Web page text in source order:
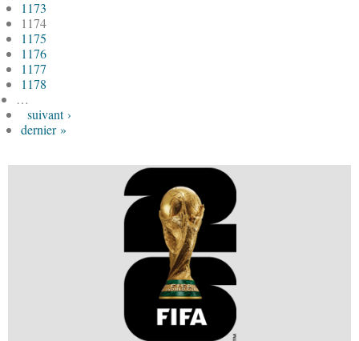
1173
1174
1175
1176
1177
1178
…
suivant ›
dernier »